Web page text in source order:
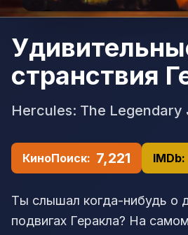
странствия
Hercules: The Legendary
КиноПоиск: 7,221 IMDb:
Ты слышал когда-нибудь о
подвигах Геракла? На